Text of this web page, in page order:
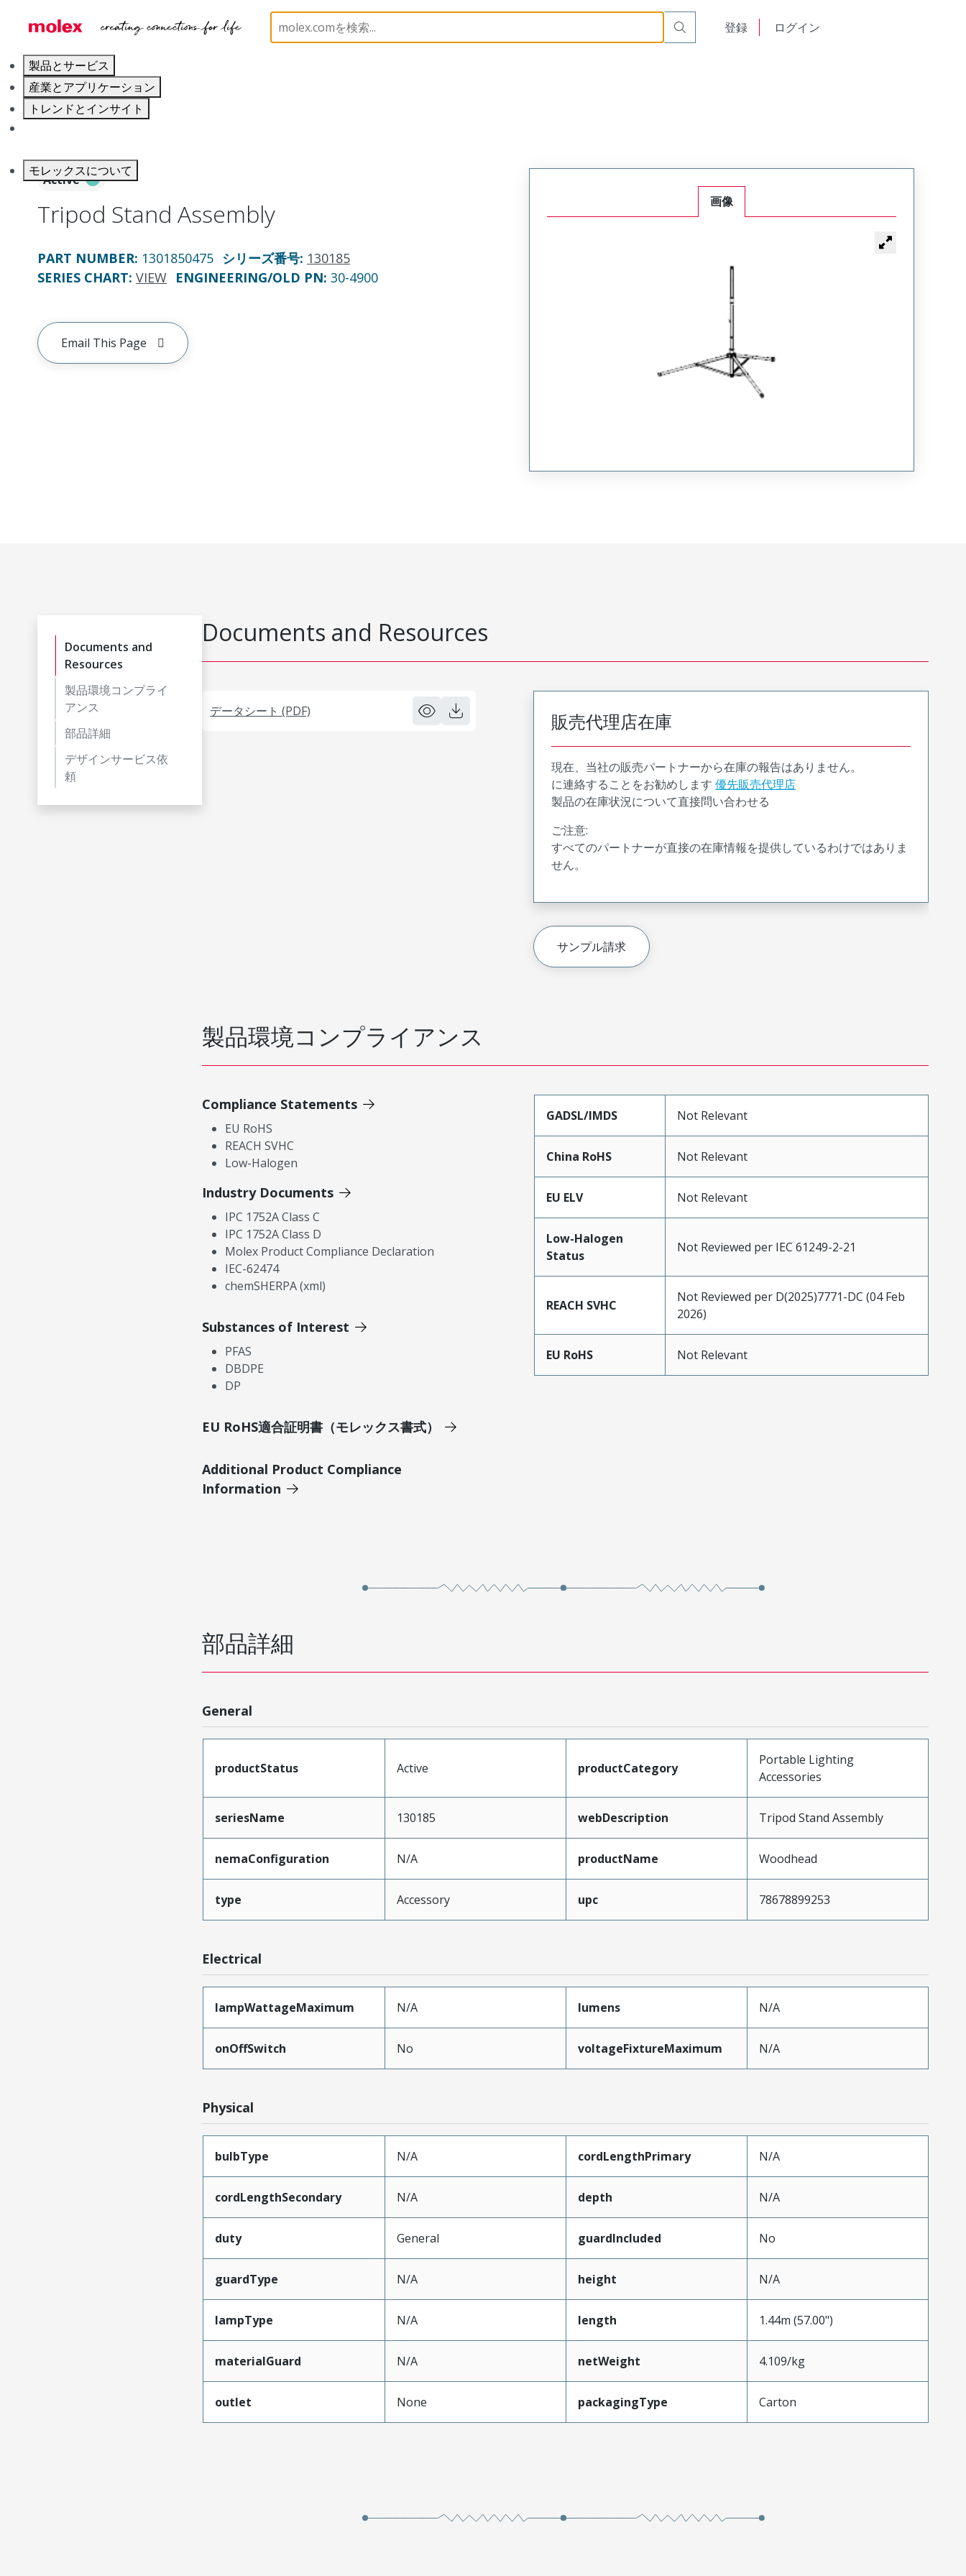
登録 ログイン
製品とサービス
産業とアプリケーション
トレンドとインサイト
モレックスについて
Portable Lighting Portable Lighting Accessories 130185 1301850475
Active
Tripod Stand Assembly
PART NUMBER: 1301850475 シリーズ番号: 130185
SERIES CHART: VIEW ENGINEERING/OLD PN: 30-4900
Email This Page
画像
Documents and
Resources
製品環境コンプライ
アンス
部品詳細
デザインサービス依
頼
Documents and Resources
データシート (PDF) 販売代理店在庫
現在、当社の販売パートナーから在庫の報告はありません。
に連絡することをお勧めします 優先販売代理店
製品の在庫状況について直接問い合わせる
ご注意:
すべてのパートナーが直接の在庫情報を提供しているわけではありま
せん。
サンプル請求
製品環境コンプライアンス
Compliance Statements
EU RoHS
REACH SVHC
Low-Halogen
Industry Documents
IPC 1752A Class C
IPC 1752A Class D
Molex Product Compliance Declaration
IEC-62474
chemSHERPA (xml)
Substances of Interest
PFAS
DBDPE
DP
EU RoHS適合証明書（モレックス書式）
Additional Product Compliance
Information
GADSL/IMDS Not Relevant
China RoHS Not Relevant
EU ELV Not Relevant
Low-Halogen
Status
Not Reviewed per IEC 61249-2-21
REACH SVHC
Not Reviewed per D(2025)7771-DC (04 Feb
2026)
EU RoHS Not Relevant
部品詳細
General
productStatus Active productCategory
Portable Lighting
Accessories
seriesName 130185 webDescription Tripod Stand Assembly
nemaConfiguration N/A productName Woodhead
type Accessory upc 78678899253
Electrical
lampWattageMaximum N/A lumens N/A
onOffSwitch No voltageFixtureMaximum N/A
Physical
bulbType N/A cordLengthPrimary N/A
cordLengthSecondary N/A depth N/A
duty General guardIncluded No
guardType N/A height N/A
lampType N/A length 1.44m (57.00")
materialGuard N/A netWeight 4.109/kg
outlet None packagingType Carton